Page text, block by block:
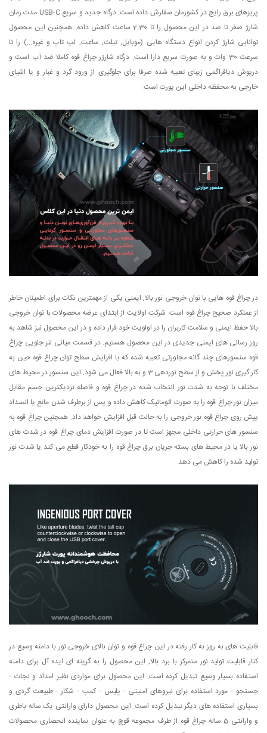
پریزهای برق رایج در کشورمان سفارش داده است. درگاه جدید و سریع USB-C مدت زمان
شارژ صفر تا صد در این محصول را تا 2:30 ساعت کاهش داده. همچنین این محصول
توانایی شارژ کردن انواع دستگاه هایی (موبایل, تبلت, ساعت, لپ تاپ و غیره...) را تا
سرعت 30 وات و به صورت سریع دارا است. درگاه شارژر چراغ قوه کاملا ضد آب است و
درپوش دیافراگمی زیبای تعبیه شده صرفا برای جلوگیری از ورود گرد و غبار و یا اشیای
خارجی به محفظه داخلی این پورت است.
در چراغ قوه هایی با توان خروجی نور بالا, ایمنی یکی از مهمترین نکات برای اطمینان خاطر
از عملکرد صحیح چراغ قوه است. شرکت اولایت از ابتدای عرضه محصولات با توان خروجی
بالا حفظ ایمنی و سلامت کاربران را در اولویت خود قرار داده و در این محصول نیز شاهد به
روز رسانی های ایمنی جدیدی در این محصول هستیم. در قسمت میانی لنز جلویی چراغ
قوه سنسورهای چند گانه مجاورتی تعبیه شده که با افزایش سطح توان چراغ قوه حین به
کار گیری نور پخش و از سطح نوردهی 3 و به بالا فعال می شود. این سنسور در محیط های
مختلف با توجه به شدت نور انتخاب شده در چراغ قوه و فاصله نزدیکترین جسم مقابل
میزان نور چراغ قوه را به صورت اتوماتیک کاهش داده و پس از برطرف شدن مانع یا انسداد
پیش روی چراغ قوه نور خروجی را به حالت قبل افزایش خواهد داد. همچنین چراغ قوه به
سنسور های حرارتی داخلی مجهز است تا در صورت افزایش دمای چراغ قوه در شدت های
نور بالا یا در محیط های بسته جریان برق چراغ قوه را به خودکار قطع می کند یا شدت نور
تولید شده را کاهش می دهد.
قابلیت های به روز به کار رفته در این چراغ قوه و توان بالای خروجی نور با دامنه وسیع در
کنار قابلیت تولید نور متمرکز با برد بالا, این محصول را به گزینه ای ایده آل برای دامنه
استفاده بسیار وسیع تبدیل کرده است. این محصول برای مواردی نظیر امداد و نجات -
جستجو - مورد استفاده برای نیروهای امنیتی - پلیس - کمپ - شکار - طبیعت گردی و
بسیاری استفاده های دیگر تبدیل کرده است. این محصول دارای وارانتی یک ساله باطری
و وارانتی 5 ساله چراغ قوه از طرف مجموعه قوچ به عنوان نماینده انحصاری محصولات